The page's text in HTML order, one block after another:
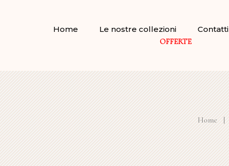
Home Le nostre collezioni Contatti
OFFERTE
Home |